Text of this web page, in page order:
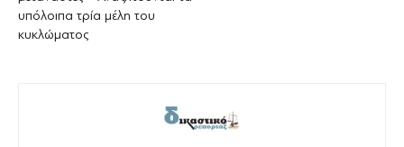
υπόλοιπα τρία μέλη του
κυκλώματος